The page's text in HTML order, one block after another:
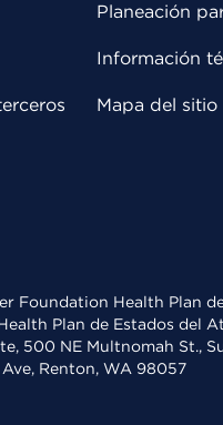
Planeación
Información
Mapa del sitio
Foundation Health Plan
Plan de Estados del
500 NE Multnomah St.,
Renton, WA 98057